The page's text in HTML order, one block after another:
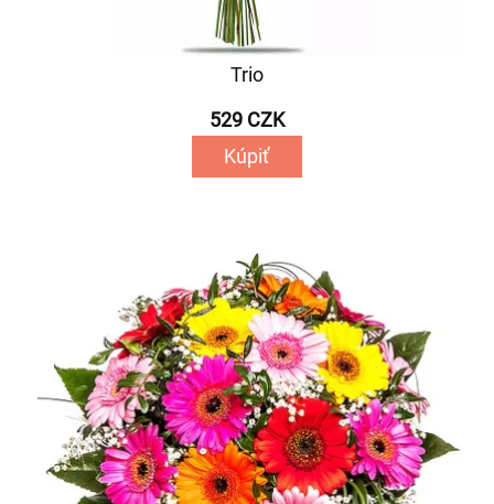
Trio
529 CZK
Kúpiť